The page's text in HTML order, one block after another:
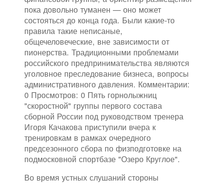
пока довольно туманен — оно может
состояться до конца года. Были какие-то
правила такие неписаные,
общечеловеческие, вне зависимости от
пионерства. Традиционными проблемами
российского предпринимательства являются
уголовное преследование бизнеса, вопросы
административного давления. Комментарии:
0 Просмотров: 0 Пять горнолыжниц
"скоростной" группы первого состава
сборной России под руководством тренера
Игоря Качакова приступили вчера к
тренировкам в рамках очередного
предсезонного сбора по физподготовке на
подмосковной спортбазе "Озеро Круглое".
Во время устных слушаний стороны